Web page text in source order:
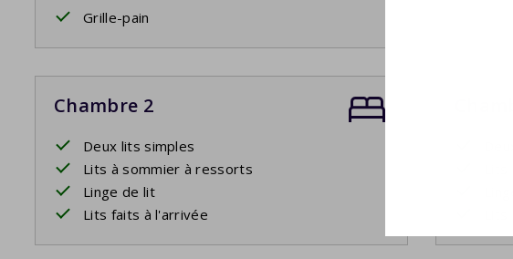
Grille-pain
Chambre 2
Deux lits simples
Lits à sommier à ressorts
Linge de lit
Lits faits à l'arrivée